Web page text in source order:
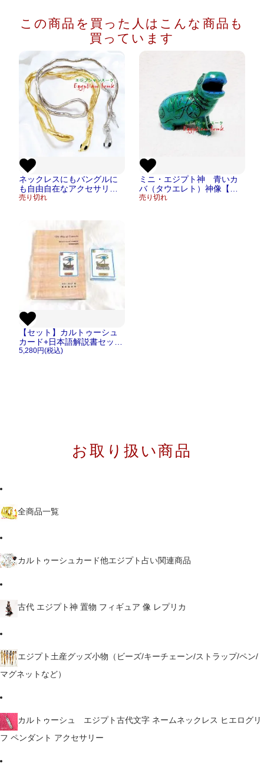
この商品を買った人は こんな商品も
買っています
ネックレスにもバングルに
も自由自在なアクセサリ
ー エジプシャンワイヤー
売り切れ
ミニ・エジプト神 青いカ
バ（タウエレト）神像【宅
急便のみ】
売り切れ
【セット】カルトゥーシュ
カード+日本語解説書セット
【メール便ＯＫ】
5,280円(税込)
お取り扱い商品
全商品一覧
カルトゥーシュカード他エジプト占い関連商品
古代 エジプト神 置物 フィギュア 像 レプリカ
エジプト土産グッズ小物（ビーズ/キーチェーン/ストラップ/ペン/
マグネットなど）
カルトゥーシュ エジプト古代文字 ネームネックレス ヒエログリ
フ ペンダント アクセサリー